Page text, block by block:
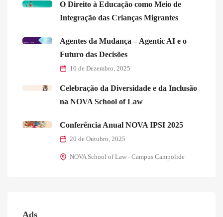
O Direito à Educação como Meio de
Integração das Crianças Migrantes
Agentes da Mudança – Agentic AI e o
Futuro das Decisões
10 de Dezembro, 2025
Celebração da Diversidade e da Inclusão
na NOVA School of Law
Conferência Anual NOVA IPSI 2025
20 de Outubro, 2025
NOVA School of Law - Campus Campolide
Ads